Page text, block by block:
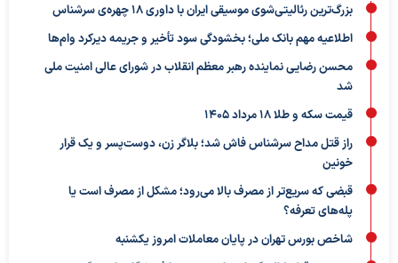
بزرگ‌ترین رئالیتی‌شوی موسیقی ایران با داوری ۱۸ چهره‌ی سرشناس
اطلاعیه مهم بانک ملی؛ بخشودگی سود تأخیر و جریمه دیرکرد وام‌ها
محسن رضایی نماینده رهبر معظم انقلاب در شورای عالی امنیت ملی
شد
قیمت سکه و طلا 18 مرداد 1405
راز قتل مداح سرشناس فاش شد؛ بلاگر زن، دوست‌پسر و یک قرار
خونین
قبضی که سریع‌تر از مصرف بالا می‌رود؛ مشکل از مصرف است یا
پله‌های تعرفه؟
شاخص بورس تهران در پایان معاملات امروز یکشنبه